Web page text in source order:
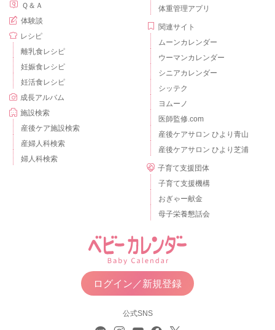
Ｑ＆Ａ
体験談
レシピ
離乳食レシピ
妊娠食レシピ
妊活食レシピ
成長アルバム
施設検索
産後ケア施設検索
産婦人科検索
婦人科検索
体重管理アプリ
関連サイト
ムーンカレンダー
ウーマンカレンダー
シニアカレンダー
シッテク
ヨムーノ
医師監修.com
産後ケアサロン ひより青山
産後ケアサロン ひより芝浦
子育て支援団体
子育て支援機構
おぎゃー献金
母子栄養懇話会
ログイン／新規登録
公式SNS